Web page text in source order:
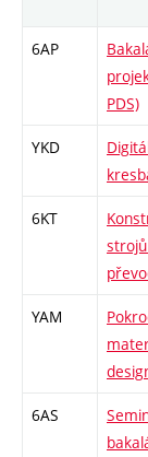
6AP
PDS)
YKD
6KT
YAM
6AS